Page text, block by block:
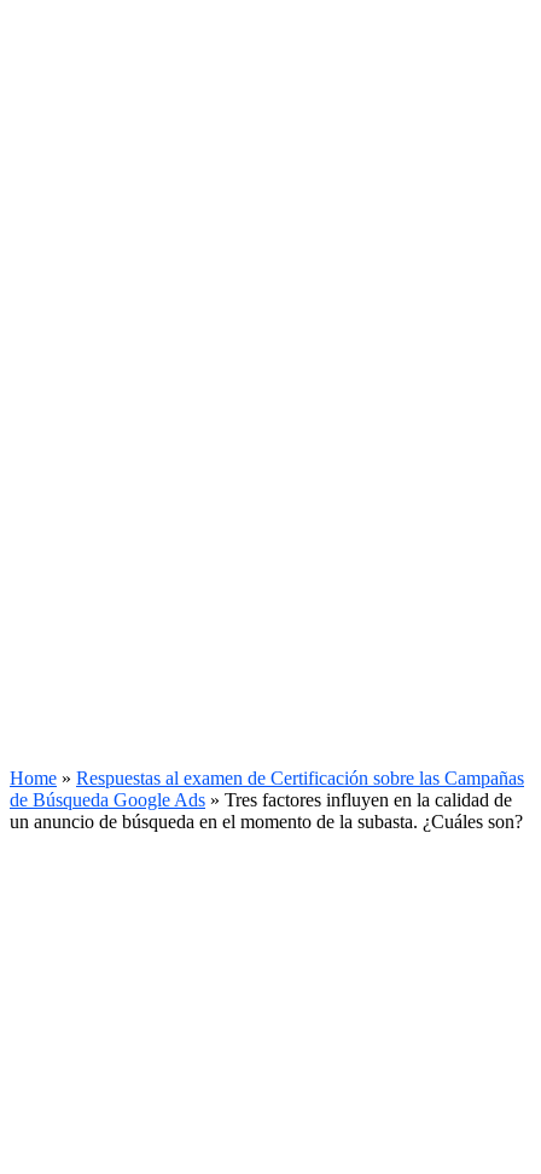
Home » Respuestas al examen de Certificación sobre las Campañas
de Búsqueda Google Ads » Tres factores influyen en la calidad de
un anuncio de búsqueda en el momento de la subasta. ¿Cuáles son?